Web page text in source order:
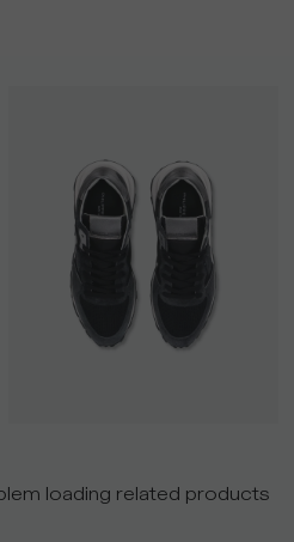
loading related products